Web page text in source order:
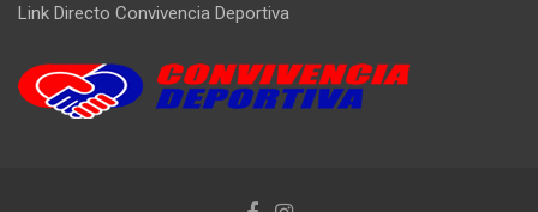
Link Directo Convivencia Deportiva